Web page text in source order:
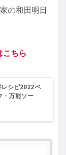
の和田明日
ちら
レシピ2022ベ
・万能ソー
けなど）12